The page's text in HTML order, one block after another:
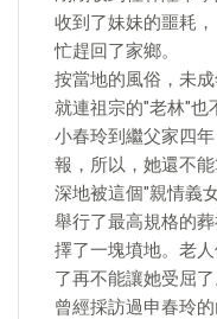
收到了妹妹的噩耗
忙趕回了家鄉。
按當地的風俗，未
就連祖宗的"老林"也
小春玲到繼父家四
報，所以，她還不
深地被這個"親情義
舉行了最高規格的
擇了一塊墳地。老
了再不能讓她受屈了
曾經採訪過申春玲